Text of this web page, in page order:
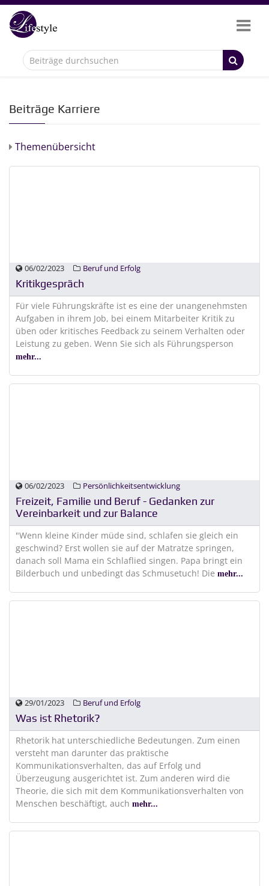
Beiträge Karriere
Themenübersicht
06/02/2023 Beruf und Erfolg
Kritikgespräch
Für viele Führungskräfte ist es eine der unangenehmsten
Aufgaben in ihrem Job, bei einem Mitarbeiter Kritik zu
üben oder kritisches Feedback zu seinem Verhalten oder
Leistung zu geben. Wenn Sie sich als Führungsperson
mehr...
06/02/2023 Persönlichkeitsentwicklung
Freizeit, Familie und Beruf - Gedanken zur
Vereinbarkeit und zur Balance
"Wenn kleine Kinder müde sind, schlafen sie gleich ein
geschwind? Erst wollen sie auf der Matratze springen,
danach soll Mama ein Schlaflied singen. Papa bringt ein
Bilderbuch und unbedingt das Schmusetuch! Die mehr...
29/01/2023 Beruf und Erfolg
Was ist Rhetorik?
Rhetorik hat unterschiedliche Bedeutungen. Zum einen
versteht man darunter das praktische
Kommunikationsverhalten, das auf Erfolg und
Überzeugung ausgerichtet ist. Zum anderen wird die
Theorie, die sich mit dem Kommunikationsverhalten von
Menschen beschäftigt, auch mehr...